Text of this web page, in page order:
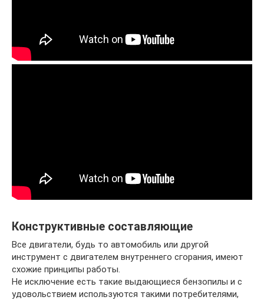
Конструктивные составляющие
Все двигатели, будь то автомобиль или другой
инструмент с двигателем внутреннего сгорания, имеют
схожие принципы работы.
Не исключение есть такие выдающиеся бензопилы и с
удовольствием используются такими потребителями,